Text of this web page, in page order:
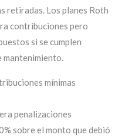
retiradas. Los planes Roth
contribuciones pero
si se cumplen
mantenimiento.
mínimas
penalizaciones
sobre el monto que debió